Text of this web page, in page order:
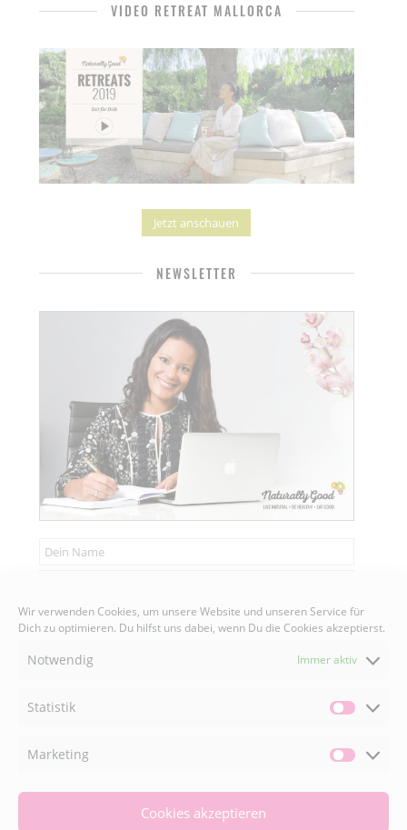
Wir verwenden Cookies, um unsere Website und unseren Service für
Dich zu optimieren. Du hilfst uns dabei, wenn Du die Cookies akzeptierst.
Notwendig Immer aktiv
Statistik
Marketing
Cookies akzeptieren
VIDEO RETREAT MALLORCA
Jetzt anschauen
NEWSLETTER
Senden
 INSTAGRAM